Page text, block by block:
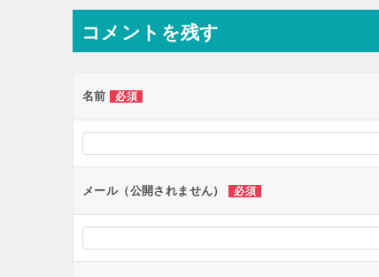
ナ
ビ
ー
ョ
ン
コメントを残す
名前 必須
メール（公開されません） 必須